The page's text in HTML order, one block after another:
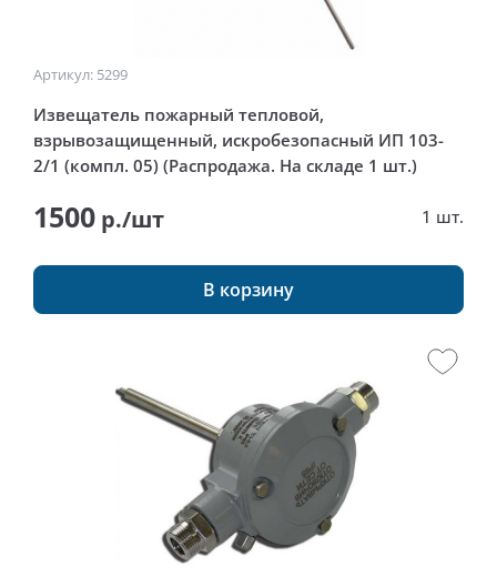
Артикул: 5299
Извещатель пожарный тепловой,
взрывозащищенный, искробезопасный ИП 103-
2/1 (компл. 05) (Распродажа. На складе 1 шт.)
1500 р./шт 1 шт.
В корзину